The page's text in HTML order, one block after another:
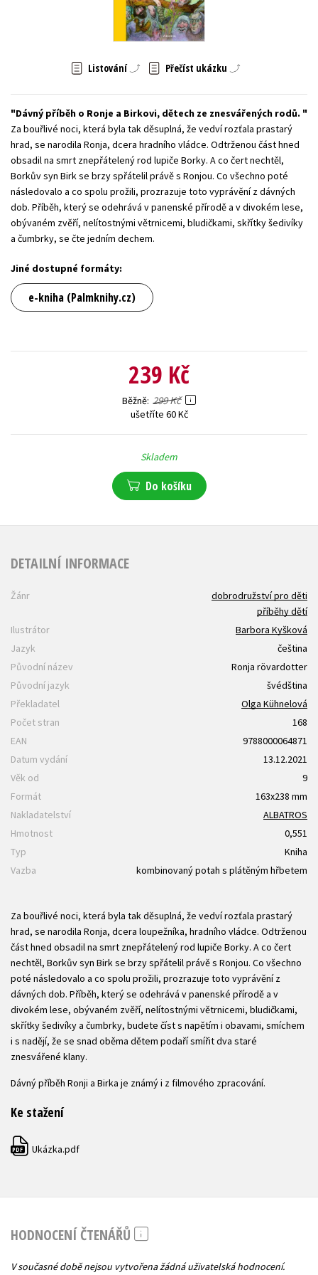
Zahraniční literatura
Listování Přečíst ukázku
Dávný příběh o Ronje a Birkovi, dětech ze znesvářených rodů.
Za bouřlivé noci, která byla tak děsuplná, že vedví rozťala prastarý
hrad, se narodila Ronja, dcera hradního vládce. Odtrženou část hned
obsadil na smrt znepřátelený rod lupiče Borky. A co čert nechtěl,
Borkův syn Birk se brzy spřátelil právě s Ronjou. Co všechno poté
následovalo a co spolu prožili, prozrazuje toto vyprávění z dávných
dob. Příběh, který se odehrává v panenské přírodě a v divokém lese,
obývaném zvěří, nelítostnými větrnicemi, bludičkami, skřítky šedivíky
a čumbrky, se čte jedním dechem.
Jiné dostupné formáty:
e-kniha (Palmknihy.cz)
239 Kč
Běžně 299 Kč
ušetříte 60 Kč
Skladem
Do košíku
DETAILNÍ INFORMACE
Žánr
dobrodružství pro děti
příběhy dětí
Ilustrátor
Barbora Kyšková
Jazyk
čeština
Původní název
Ronja rövardotter
Původní jazyk
švédština
Překladatel
Olga Kühnelová
Počet stran
168
EAN
9788000064871
Datum vydání
13.12.2021
Věk od
9
Formát
163x238 mm
Nakladatelství
ALBATROS
Hmotnost
0,551
Typ
Kniha
Vazba
kombinovaný potah s plátěným hřbetem
Za bouřlivé noci, která byla tak děsuplná, že vedví rozťala prastarý
hrad, se narodila Ronja, dcera loupežníka, hradního vládce. Odtrženou
část hned obsadil na smrt znepřátelený rod lupiče Borky. A co čert
nechtěl, Borkův syn Birk se brzy spřátelil právě s Ronjou. Co všechno
poté následovalo a co spolu prožili, prozrazuje toto vyprávění z
dávných dob. Příběh, který se odehrává v panenské přírodě a v
divokém lese, obývaném zvěří, nelítostnými větrnicemi, bludičkami,
skřítky šedivíky a čumbrky, budete číst s napětím i obavami, smíchem
i s nadějí, že se snad oběma dětem podaří smířit dva staré
znesvářené klany.
Dávný příběh Ronji a Birka je známý i z filmového zpracování.
Ke stažení
PDF Ukázka.pdf
HODNOCENÍ ČTENÁŘŮ
V současné době nejsou vytvořena žádná uživatelská hodnocení.